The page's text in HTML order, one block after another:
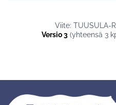
Viite: TUUSULA-
Versio 3(yhteensä 3